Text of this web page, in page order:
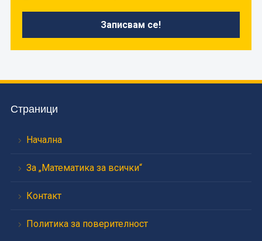
Страници
Начална
За „Математика за всички“
Контакт
Политика за поверителност